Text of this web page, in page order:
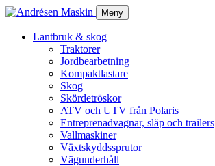
Meny
Lantbruk & skog
Traktorer
Jordbearbetning
Kompaktlastare
Skog
Skördetröskor
ATV och UTV från Polaris
Entreprenadvagnar, släp och trailers
Vallmaskiner
Växtskyddssprutor
Vägunderhåll